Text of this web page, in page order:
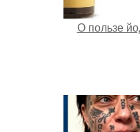
О пользе